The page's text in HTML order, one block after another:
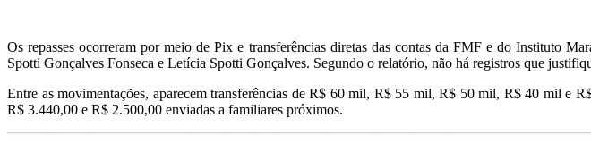
Os repasses ocorreram por meio de Pix e transferências diretas das contas da FMF e do Instituto
Spotti Gonçalves Fonseca e Letícia Spotti Gonçalves. Segundo o relatório, não há registros que
Entre as movimentações, aparecem transferências de R$ 60 mil, R$ 55 mil, R$ 50 mil, R$ 40 mil e
R$ 3.440,00 e R$ 2.500,00 enviadas a familiares próximos.